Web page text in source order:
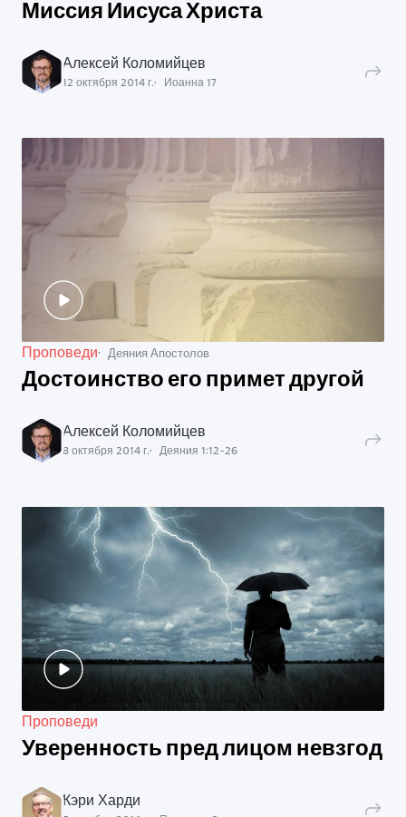
Миссия Иисуса Христа
Алексей Коломийцев
12 октября 2014 г. Иоанна 17
Проповеди Деяния Апостолов
Достоинство его примет другой
Алексей Коломийцев
8 октября 2014 г. Деяния 1:12-26
Проповеди
Уверенность пред лицом невзгод
Кэри Харди